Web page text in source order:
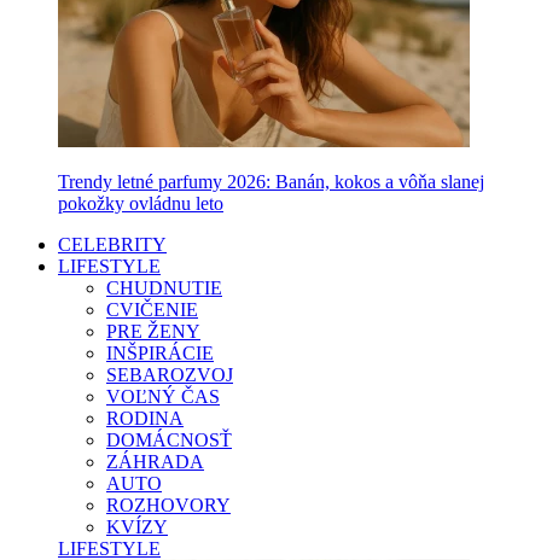
Trendy letné parfumy 2026: Banán, kokos a vôňa slanej
pokožky ovládnu leto
CELEBRITY
LIFESTYLE
CHUDNUTIE
CVIČENIE
PRE ŽENY
INŠPIRÁCIE
SEBAROZVOJ
VOĽNÝ ČAS
RODINA
DOMÁCNOSŤ
ZÁHRADA
AUTO
ROZHOVORY
KVÍZY
LIFESTYLE